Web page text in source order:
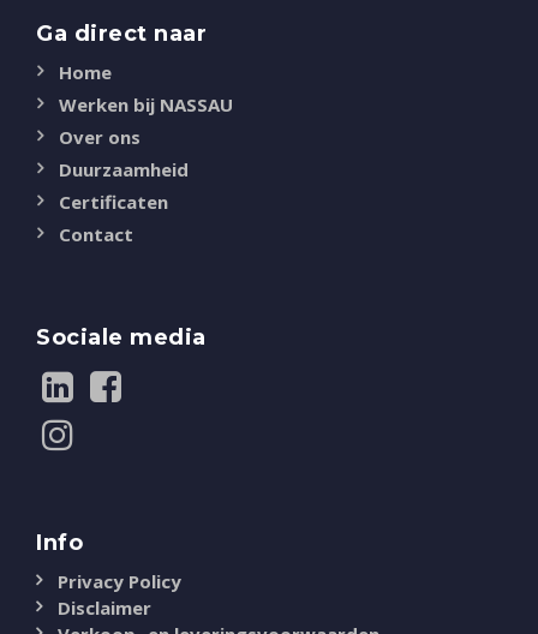
Ga direct naar
Home
Werken bij NASSAU
Over ons
Duurzaamheid
Certificaten
Contact
Sociale media
Info
Privacy Policy
Disclaimer